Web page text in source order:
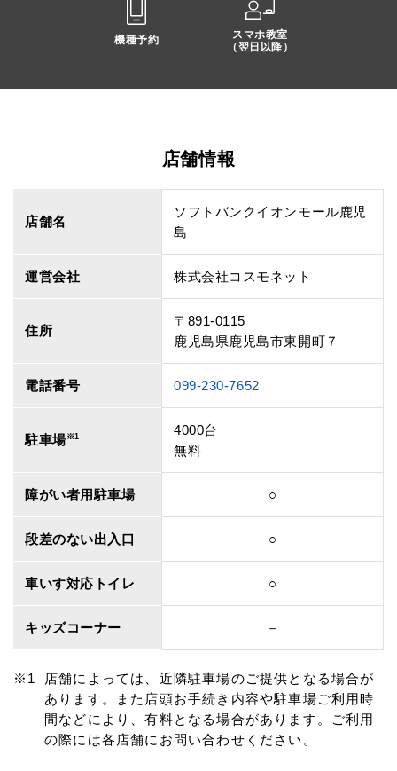
機種予約
スマホ教室
（翌日以降）
店舗情報
店舗名
ソフトバンクイオンモール鹿児
島
運営会社 株式会社コスモネット
住所
〒891-0115
鹿児島県鹿児島市東開町７
電話番号 099-230-7652
駐車場※1
4000台
無料
障がい者用駐車場 ○
段差のない出入口 ○
車いす対応トイレ ○
キッズコーナー －
店舗によっては、近隣駐車場のご提供となる場合が
あります。また店頭お手続き内容や駐車場ご利用時
間などにより、有料となる場合があります。ご利用
の際には各店舗にお問い合わせください。